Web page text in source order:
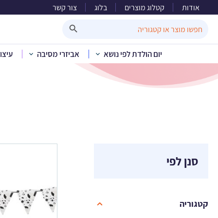
אודות קטלוג מוצרים בלוג צור קשר
for:
יום הולדת לפי נושא אביזרי מסיבה בית»
סנן לפי
קטגוריה